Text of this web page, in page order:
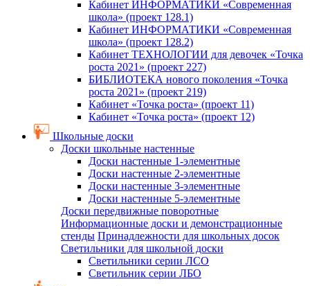
Кабинет ИНФОРМАТИКИ «Современная
школа» (проект 128.1)
Кабинет ИНФОРМАТИКИ «Современная
школа» (проект 128.2)
Кабинет ТЕХНОЛОГИИ для девочек «Точка
роста 2021» (проект 227)
БИБЛИОТЕКА нового поколения «Точка
роста 2021» (проект 219)
Кабинет «Точка роста» (проект 11)
Кабинет «Точка роста» (проект 12)
Школьные доски
Доски школьные настенные
Доски настенные 1-элементные
Доски настенные 2-элементные
Доски настенные 3-элементные
Доски настенные 5-элементные
Доски передвижные поворотные
Информационные доски и демонстрационные
стенды Принадлежности для школьных досок
Светильники для школьной доски
Светильники серии ЛСО
Светильник серии ЛБО